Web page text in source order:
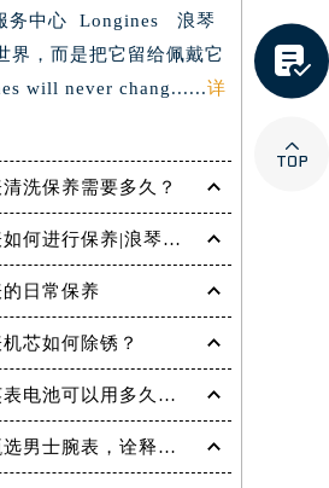
中心 Longines 浪琴
界，而是把它留给佩戴它
will never chang......详
洗保养需要多久？
浪琴手表如何进行保养|浪琴手表保养方法
日常保养
芯如何除锈？
浪琴石英表电池可以用多久，没电后会漏液吗？
浪琴表甄选男士腕表，诠释父亲的多面优雅

